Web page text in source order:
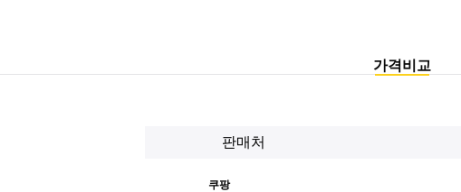
가격비교
판매처
쿠팡